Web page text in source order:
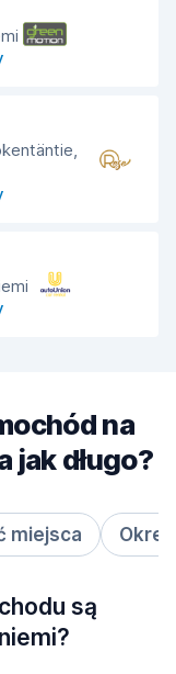
na
jak długo?
miejsca
są